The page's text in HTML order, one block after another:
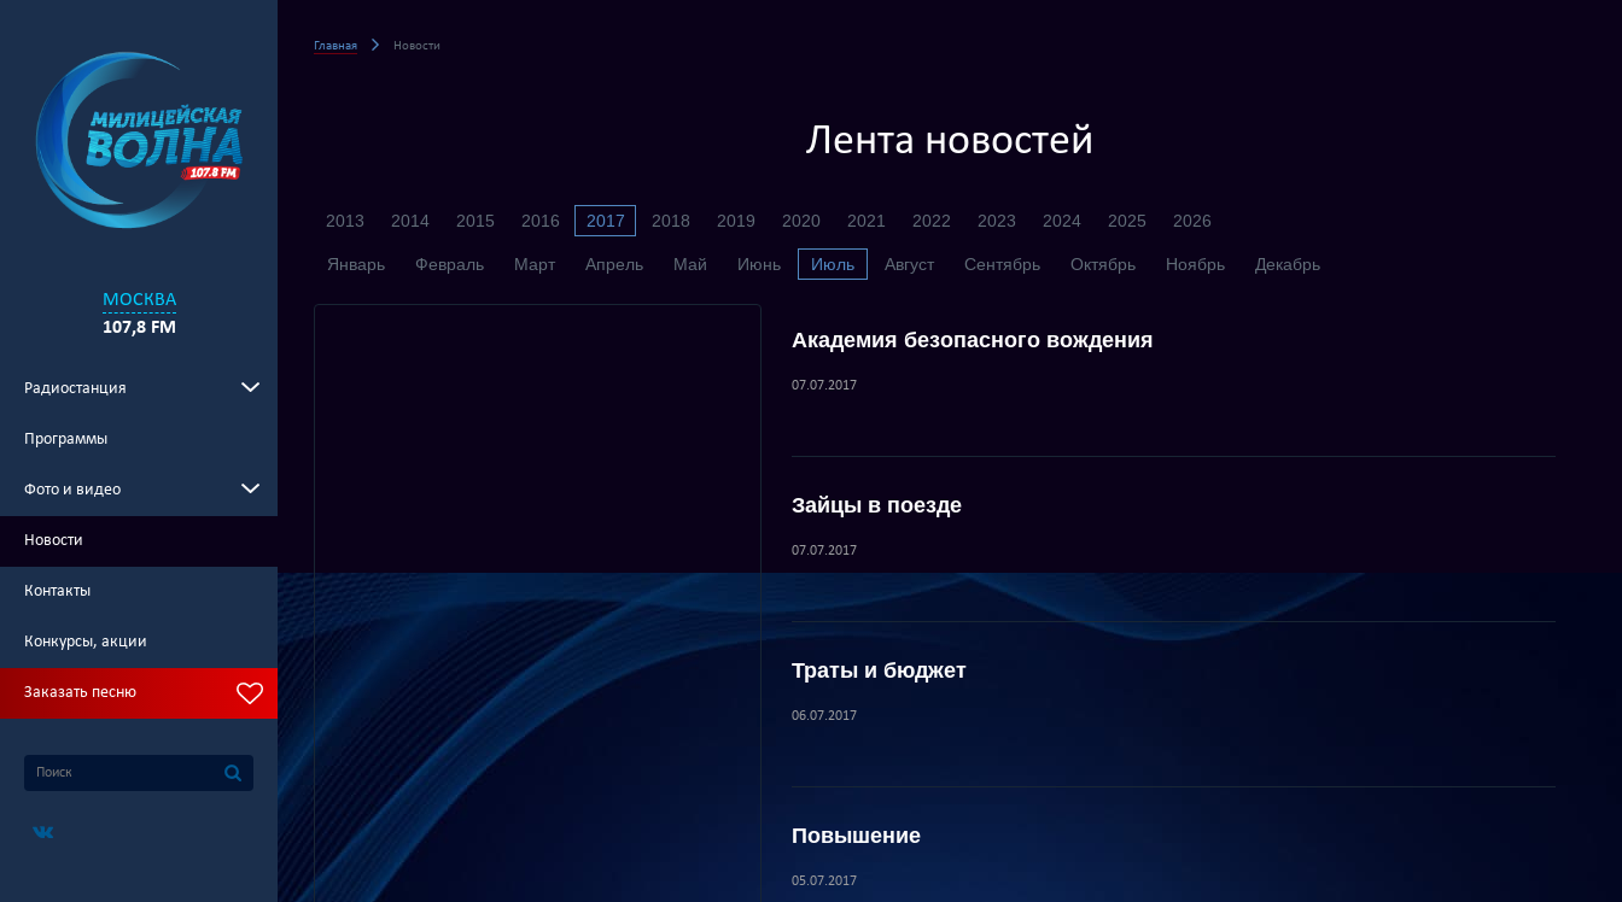
МОСКВА
107,8 FM
Радиостанция
Программы
Фото и видео
Новости
Контакты
Конкурсы, акции
Заказать песню
Главная Новости
Лента новостей
2013 2014 2015 2016 2017 2018 2019 2020 2021 2022 2023 2024 2025 2026
Январь Февраль Март Апрель Май Июнь Июль Август Сентябрь Октябрь Ноябрь Декабрь
Академия безопасного вождения
07.07.2017
Зайцы в поезде
07.07.2017
Траты и бюджет
06.07.2017
Повышение
05.07.2017